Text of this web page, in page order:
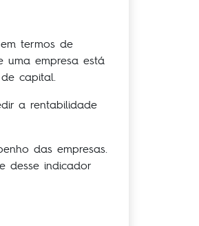
termos de
uma empresa está
capital.
a rentabilidade
das empresas.
desse indicador